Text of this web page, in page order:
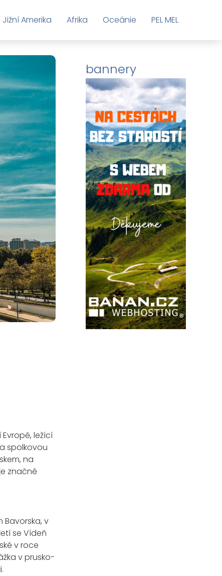
Jižní Amerika Afrika Oceánie PEL MEL
bannery
Toplist
ležící
spolkovou
na
značně
Bavorska, v
se Vídeň
v roce
v prusko-